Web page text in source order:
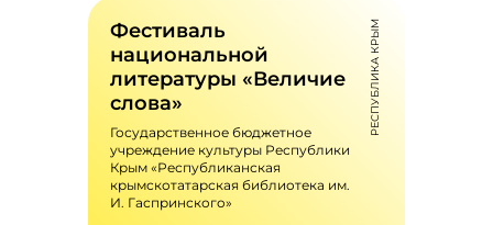
Формат
Вид проекта(0)
Ключевые слова (1)
Целевая аудитория
Фестиваль
национальной
литературы «Величие
слова»
Государственное бюджетное
учреждение культуры Республики
Крым «Республиканская
крымскотатарская библиотека им.
И. Гаспринского»
РЕСПУБЛИКА КРЫМ